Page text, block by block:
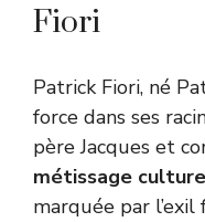
Fiori
Patrick Fiori, né
force dans ses
père Jacques et
métissage
marquée par